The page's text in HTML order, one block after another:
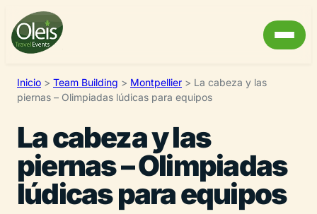
Inicio > Team Building > Montpellier > La cabeza y las
piernas – Olimpiadas lúdicas para equipos
La cabeza y las
piernas – Olimpiadas
lúdicas para equipos